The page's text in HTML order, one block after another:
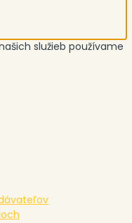
služieb používame